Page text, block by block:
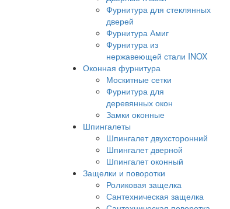
Фурнитура для стеклянных
дверей
Фурнитура Амиг
Фурнитура из
нержавеющей стали INOX
Оконная фурнитура
Москитные сетки
Фурнитура для
деревянных окон
Замки оконные
Шпингалеты
Шпингалет двухсторонний
Шпингалет дверной
Шпингалет оконный
Защелки и поворотки
Роликовая защелка
Сантехническая защелка